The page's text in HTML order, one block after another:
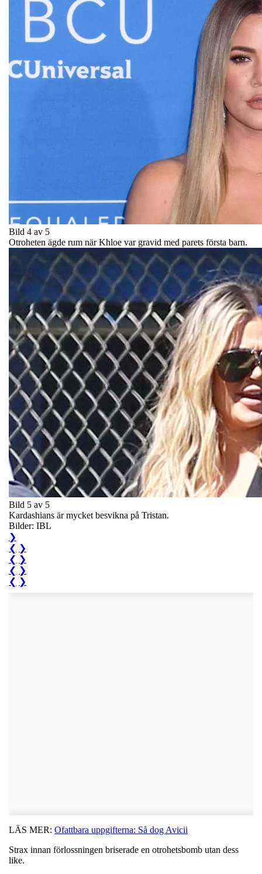
Bild 4 av 5
Otroheten ägde rum när Khloe var gravid med parets första barn.
Bild 5 av 5
Kardashians är mycket besvikna på Tristan.
Bilder: IBL
❯
❮ ❯
❮ ❯
❮ ❯
❮ ❯
LÄS MER: Ofattbara uppgifterna: Så dog Avicii
Strax innan förlossningen briserade en otrohetsbomb utan dess
like.